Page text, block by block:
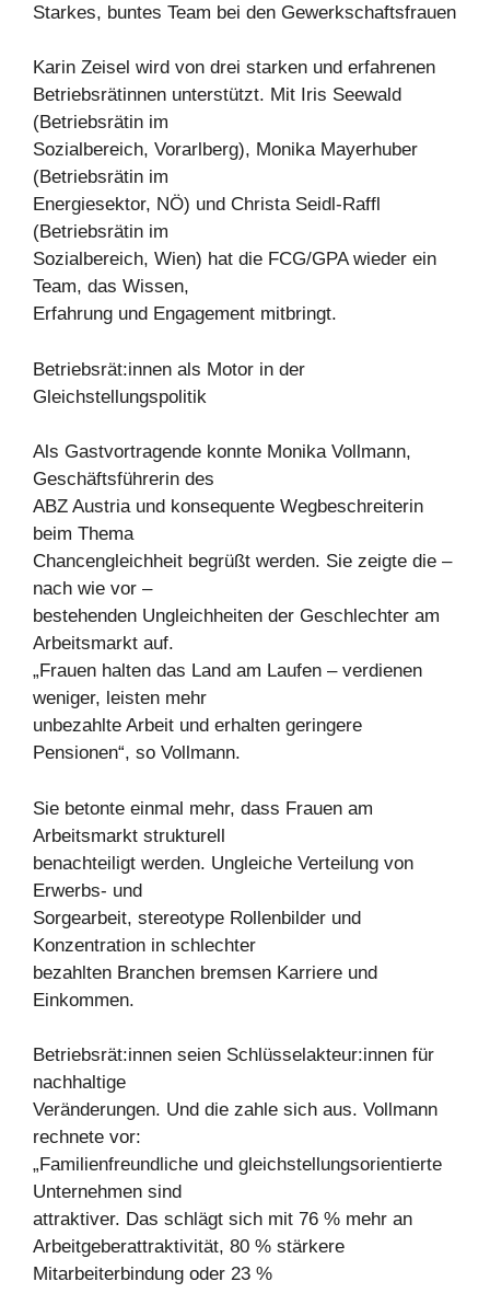
Starkes, buntes Team bei den Gewerkschaftsfrauen
Karin Zeisel wird von drei starken und erfahrenen
Betriebsrätinnen unterstützt. Mit Iris Seewald
(Betriebsrätin im
Sozialbereich, Vorarlberg), Monika Mayerhuber
(Betriebsrätin im
Energiesektor, NÖ) und Christa Seidl-Raffl
(Betriebsrätin im
Sozialbereich, Wien) hat die FCG/GPA wieder ein
Team, das Wissen,
Erfahrung und Engagement mitbringt.
Betriebsrät:innen als Motor in der
Gleichstellungspolitik
Als Gastvortragende konnte Monika Vollmann,
Geschäftsführerin des
ABZ Austria und konsequente Wegbeschreiterin
beim Thema
Chancengleichheit begrüßt werden. Sie zeigte die –
nach wie vor –
bestehenden Ungleichheiten der Geschlechter am
Arbeitsmarkt auf.
„Frauen halten das Land am Laufen – verdienen
weniger, leisten mehr
unbezahlte Arbeit und erhalten geringere
Pensionen“, so Vollmann.
Sie betonte einmal mehr, dass Frauen am
Arbeitsmarkt strukturell
benachteiligt werden. Ungleiche Verteilung von
Erwerbs- und
Sorgearbeit, stereotype Rollenbilder und
Konzentration in schlechter
bezahlten Branchen bremsen Karriere und
Einkommen.
Betriebsrät:innen seien Schlüsselakteur:innen für
nachhaltige
Veränderungen. Und die zahle sich aus. Vollmann
rechnete vor:
„Familienfreundliche und gleichstellungsorientierte
Unternehmen sind
attraktiver. Das schlägt sich mit 76 % mehr an
Arbeitgeberattraktivität, 80 % stärkere
Mitarbeiterbindung oder 23 %